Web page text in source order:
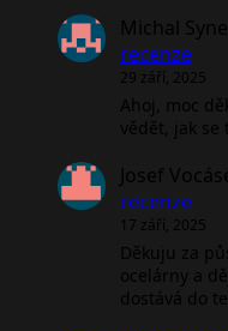
Michal
recenze
29 září, 2025
Ahoj, moc
vědět, jak se
Josef
recenze
17 září, 2025
Děkuju za
ocelárny a
dostává do